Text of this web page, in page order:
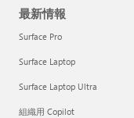
最新情報
Surface Pro
Surface Laptop
Surface Laptop Ultra
組織用 Copilot